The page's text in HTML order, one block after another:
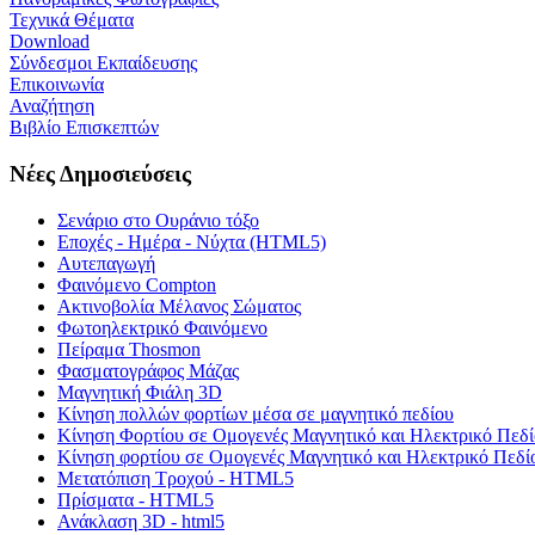
Τεχνικά Θέματα
Download
Σύνδεσμοι Εκπαίδευσης
Επικοινωνία
Αναζήτηση
Βιβλίο Επισκεπτών
Νέες Δημοσιεύσεις
Σενάριο στο Ουράνιο τόξο
Εποχές - Ημέρα - Νύχτα (HTML5)
Αυτεπαγωγή
Φαινόμενο Compton
Ακτινοβολία Μέλανος Σώματος
Φωτοηλεκτρικό Φαινόμενο
Πείραμα Thosmon
Φασματογράφος Μάζας
Μαγνητική Φιάλη 3D
Κίνηση πολλών φορτίων μέσα σε μαγνητικό πεδίου
Κίνηση Φορτίου σε Ομογενές Μαγνητικό και Ηλεκτρικό
Κίνηση φορτίου σε Ομογενές Μαγνητικό και Ηλεκτρικό
Μετατόπιση Τροχού - HTML5
Πρίσματα - HTML5
Ανάκλαση 3D - html5